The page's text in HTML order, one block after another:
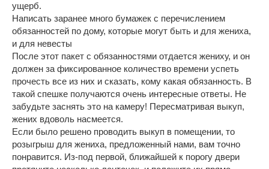
ущерб.
Написать заранее много бумажек с перечислением
обязанностей по дому, которые могут быть и для жениха,
и для невесты
После этот пакет с обязанностями отдается жениху, и он
должен за фиксированное количество времени успеть
прочесть все из них и сказать, кому какая обязанность. В
такой спешке получаются очень интересные ответы. Не
забудьте заснять это на камеру! Пересматривая выкуп,
жених вдоволь насмеется.
Если было решено проводить выкуп в помещении, то
розыгрыш для жениха, предложенный нами, вам точно
понравится. Из-под первой, ближайшей к порогу двери